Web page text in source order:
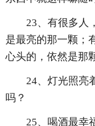
23、有很多人
是最亮的那一颗；
心头的，依然是那
24、灯光照亮
吗？
25、喝酒最幸